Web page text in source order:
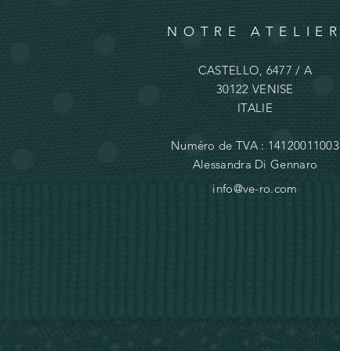
NOTRE ATELIER
CASTELLO, 6477 / A
30122 VENISE
ITALIE
Numéro de TVA : 14120011003
Alessandra Di Gennaro
info@ve-ro.com